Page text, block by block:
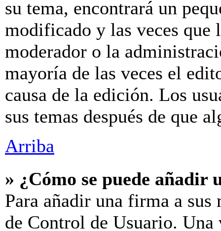
su tema, encontrará un
modificado y las veces que
moderador o la
mayoría de las veces el
causa de la edición. Los
sus temas después de que
Arriba
» ¿Cómo se puede añadir
Para añadir una firma a sus
de Control de Usuario.